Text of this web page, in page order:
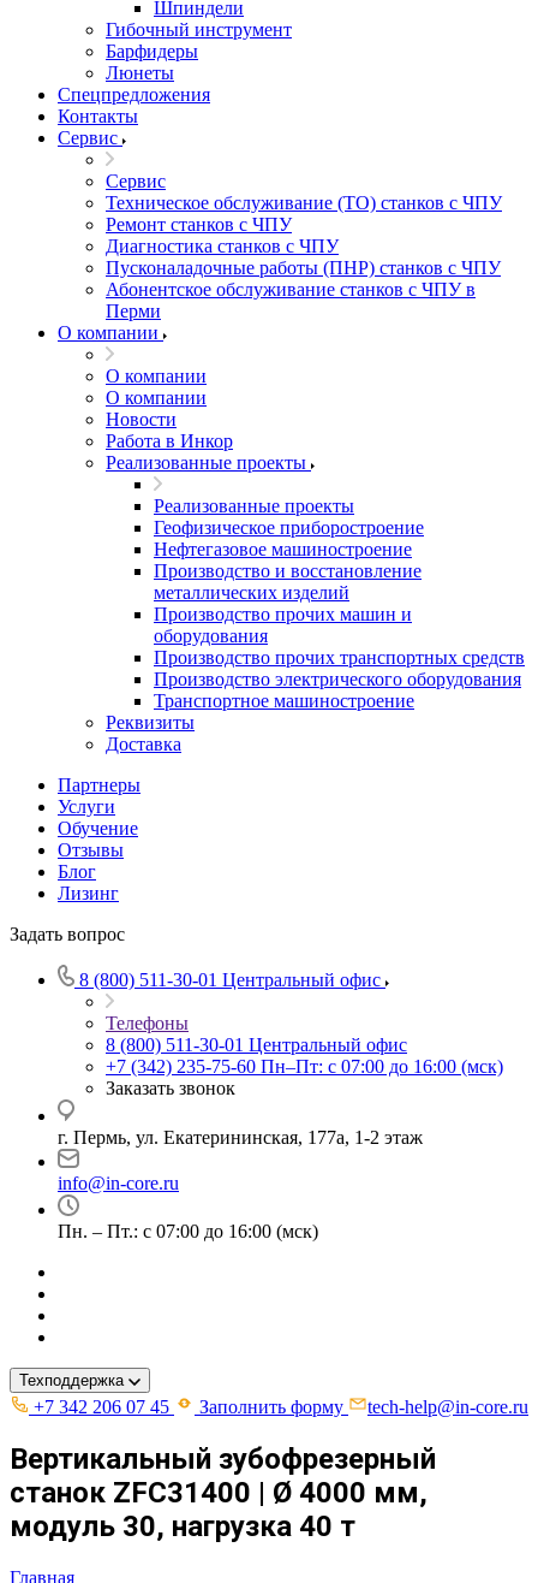
Шпиндели
Гибочный инструмент
Барфидеры
Люнеты
Спецпредложения
Контакты
Сервис
Сервис
Техническое обслуживание (ТО) станков с ЧПУ
Ремонт станков с ЧПУ
Диагностика станков с ЧПУ
Пусконаладочные работы (ПНР) станков с ЧПУ
Абонентское обслуживание станков с ЧПУ в
Перми
О компании
О компании
О компании
Новости
Работа в Инкор
Реализованные проекты
Реализованные проекты
Геофизическое приборостроение
Нефтегазовое машиностроение
Производство и восстановление
металлических изделий
Производство прочих машин и
оборудования
Производство прочих транспортных средств
Производство электрического оборудования
Транспортное машиностроение
Реквизиты
Доставка
Партнеры
Услуги
Обучение
Отзывы
Блог
Лизинг
Задать вопрос
8 (800) 511-30-01 Центральный офис
Телефоны
8 (800) 511-30-01 Центральный офис
+7 (342) 235-75-60 Пн–Пт: с 07:00 до 16:00 (мск)
Заказать звонок
г. Пермь, ул. ​Екатерининская, 177а, ​1-2 этаж
info@in-core.ru
Пн. – Пт.: с 07:00 до 16:00 (мск)
Техподдержка
+7 342 206 07 45 Заполнить форму tech-help@in-core.ru
Вертикальный зубофрезерный
станок ZFC31400 | Ø 4000 мм,
модуль 30, нагрузка 40 т
Главная